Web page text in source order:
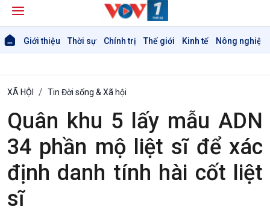
Giới thiệu Thời sự Chính trị Thế giới Kinh tế Nông nghiệp
XÃ HỘI Tin Đời sống & Xã hội
Quân khu 5 lấy mẫu ADN
34 phần mộ liệt sĩ để xác
định danh tính hài cốt liệt
sĩ